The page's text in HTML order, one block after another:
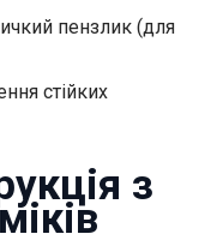
пензлик (для
стійких
з